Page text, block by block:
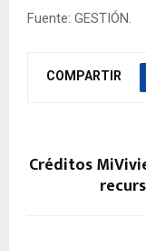
Fuente: GESTIÓN.
COMPARTIR
Créditos